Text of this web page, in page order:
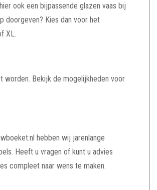
ook een bijpassende glazen vaas bij
doorgeven? Kies dan voor het
XL.
worden. Bekijk de mogelijkheden voor
hebben wij jarenlange
Heeft u vragen of kunt u advies
compleet naar wens te maken.